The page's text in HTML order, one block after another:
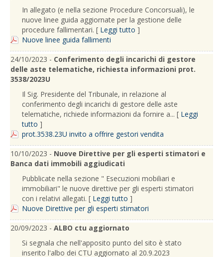
In allegato (e nella sezione Procedure Concorsuali), le
nuove linee guida aggiornate per la gestione delle
procedure fallimentari. [ Leggi tutto ]
Nuove linee guida fallimenti
24/10/2023 - Conferimento degli incarichi di gestore
delle aste telematiche, richiesta informazioni prot.
3538/2023U
Il Sig. Presidente del Tribunale, in relazione al
conferimento degli incarichi di gestore delle aste
telematiche, richiede informazioni da fornire a... [ Leggi
tutto ]
prot.3538.23U invito a offrire gestori vendita
10/10/2023 - Nuove Direttive per gli esperti stimatori e
Banca dati immobili aggiudicati
Pubblicate nella sezione " Esecuzioni mobiliari e
immobiliari" le nuove direttive per gli esperti stimatori
con i relativi allegati. [ Leggi tutto ]
Nuove Direttive per gli esperti stimatori
20/09/2023 - ALBO ctu aggiornato
Si segnala che nell'apposito punto del sito è stato
inserito l'albo dei CTU aggiornato al 20.9.2023